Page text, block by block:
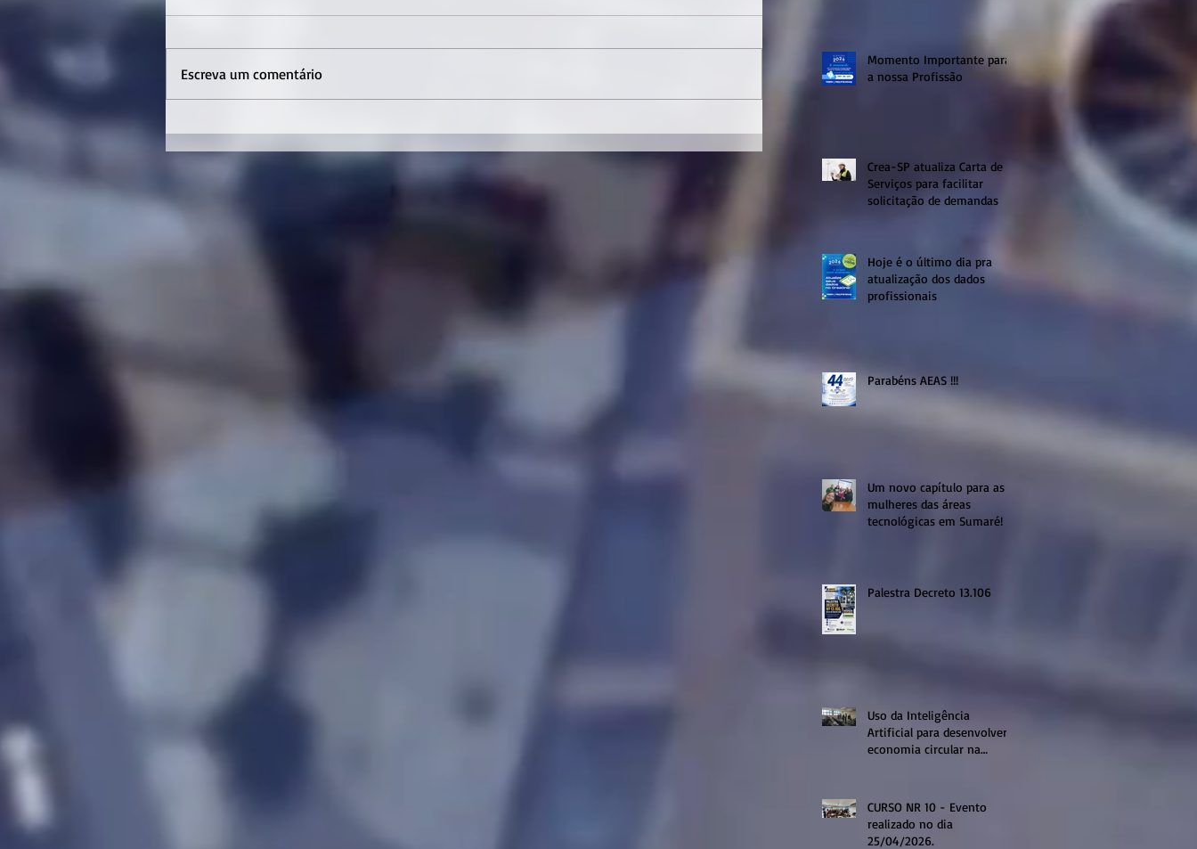
Escreva um comentário
Momento Importante para
a nossa Profissão
Crea-SP atualiza Carta de
Serviços para facilitar
solicitação de demandas
Hoje é o último dia pra
atualização dos dados
profissionais
Parabéns AEAS !!!
Um novo capítulo para as
mulheres das áreas
tecnológicas em Sumaré!
Palestra Decreto 13.106
Uso da Inteligência
Artificial para desenvolver a
economia circular na
CURSO NR 10 - Evento
realizado no dia
25/04/2026.